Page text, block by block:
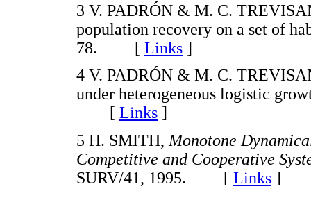
3 V. PADRÓN & M. C.
population recovery on a set of
78. [ Links ]
4 V. PADRÓN & M. C.
under heterogeneous logistic
[ Links ]
5 H. SMITH, Monotone
Competitive and Cooperative
SURV/41, 1995. [ Links ]